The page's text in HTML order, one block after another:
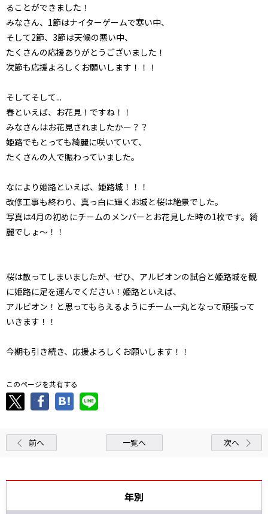
ることができました！
みなさん、1節はナイターゲームで寒い中、
そして2節、3節は天候の悪い中、
たくさんの応援ありがとうございました！
次節も応援よろしくお願いします！！！
そしてそして...
春といえば、お花見！ですね！！
みなさんはお花見されましたかー？？
姫路でもとっても綺麗に咲いていて、
たくさんの人で賑わっていました。
なにより姫路といえば、姫路城！！！
改修工事も終わり、真っ白に輝くお城と桜は絶景でした。
写真は4月の初めにチームのメンバーとお花見した時の1枚です。綺
麗でしょ～！！
桜は散ってしまいましたが、ぜひ、アルビオンの試合と姫路城を観
に姫路に足を運んでください！姫路といえば、
アルビオン！と思ってもらえるようにチーム一丸となって頑張って
いきます！！
今期も引き続き、応援よろしくお願いします！！
このページを共有する
前へ 一覧へ 次へ
年別